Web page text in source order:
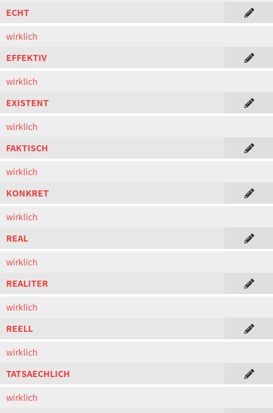
ECHT
wirklich
EFFEKTIV
wirklich
EXISTENT
wirklich
FAKTISCH
wirklich
KONKRET
wirklich
REAL
wirklich
REALITER
wirklich
REELL
wirklich
TATSAECHLICH
wirklich